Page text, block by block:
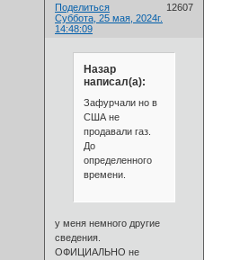
Поделиться
12607
Суббота, 25 мая, 2024г.
14:48:09
Назар
написал(а):
Зафурчали но в
США не
продавали газ.
До
определенного
времени.
у меня немного другие
сведения.
ОФИЦИАЛЬНО не